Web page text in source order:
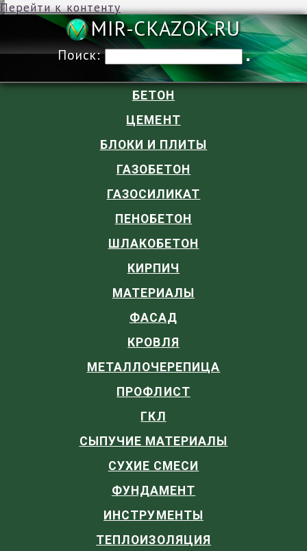
Перейти к контенту
MIR-
Поиск:
БЕТОН
ЦЕМЕНТ
БЛОКИ И ПЛИТЫ
ГАЗОБЕТОН
ГАЗОСИЛИКАТ
ПЕНОБЕТОН
ШЛАКОБЕТОН
КИРПИЧ
МАТЕРИАЛЫ
ФАСАД
КРОВЛЯ
МЕТАЛЛОЧЕРЕПИЦА
ПРОФЛИСТ
ГКЛ
СЫПУЧИЕ МАТЕРИАЛЫ
СУХИЕ СМЕСИ
ФУНДАМЕНТ
ИНСТРУМЕНТЫ
ТЕПЛОИЗОЛЯЦИЯ